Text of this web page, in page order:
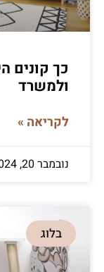
כך קונים
ולמשרד
לקריאה »
נובמבר 20, 2024
בלוג